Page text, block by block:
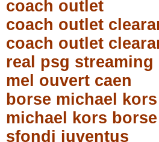
coach outlet
coach outlet
coach outlet
real psg streaming
mel ouvert caen
borse michael kors
michael kors
sfondi juventus